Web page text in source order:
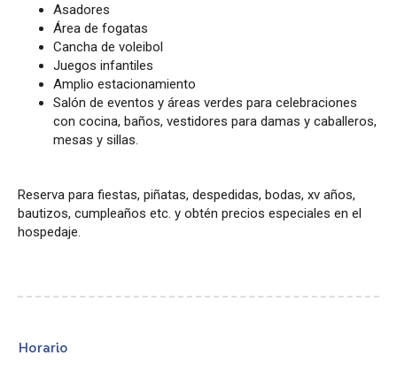
Asadores
Área de fogatas
Cancha de voleibol
Juegos infantiles
Amplio estacionamiento
Salón de eventos y áreas verdes para celebraciones
con cocina, baños, vestidores para damas y caballeros,
mesas y sillas.
Reserva para fiestas, piñatas, despedidas, bodas, xv años,
bautizos, cumpleaños etc. y obtén precios especiales en el
hospedaje.
Horario